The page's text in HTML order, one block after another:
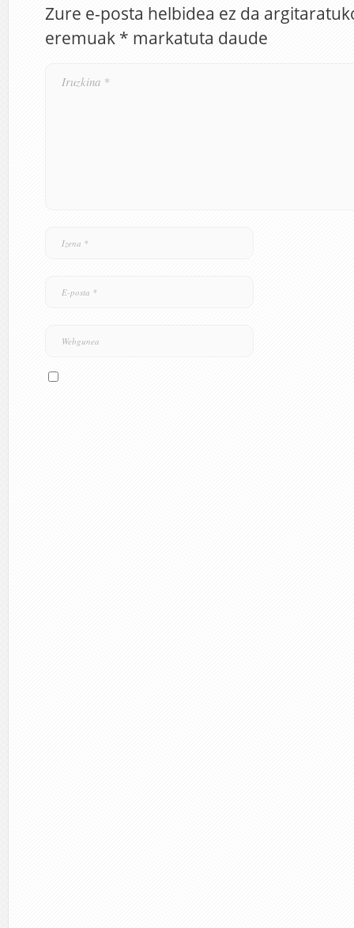
Zure e-posta helbidea ez da
eremuak * markatuta daude